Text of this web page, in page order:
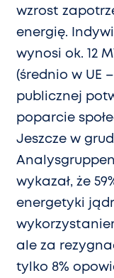
wzrost
energię.
wynosi ok. 12
(średnio w UE
publicznej
poparcie
Jeszcze w
wykazał, że
energetyki
ale za
tylko 8%